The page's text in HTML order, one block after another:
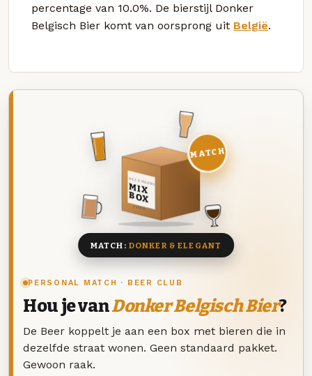
percentage van 10.0%. De bierstijl Donker
Belgisch Bier komt van oorsprong uit België.
PERSONAL MATCH · BEER CLUB
Hou je vanDonker Belgisch Bier?
De Beer koppelt je aan een box met bieren die in
dezelfde straat wonen. Geen standaard pakket.
Gewoon raak.
DEZE MAAND
MIX
BOX
8 BIEREN
MATCH
MATCH: DONKER & ELEGANT